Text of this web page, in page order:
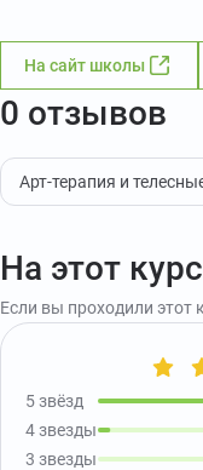
На сайт школы
0 отзывов
Арт-терапия и
На этот
Если вы проходили этот
5 звёзд
4 звезды
3 звезды